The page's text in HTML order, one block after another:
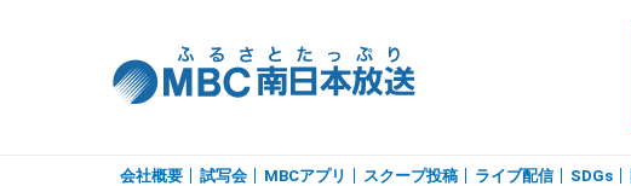
会社概要 試写会 MBCアプリ スクープ投稿 ライブ配信 SDGs